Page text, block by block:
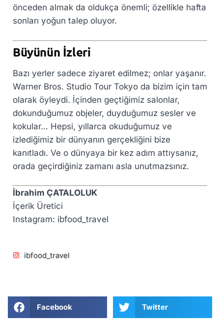
önceden almak da oldukça önemli; özellikle hafta
sonları yoğun talep oluyor.
Büyünün İzleri
Bazı yerler sadece ziyaret edilmez; onlar yaşanır.
Warner Bros. Studio Tour Tokyo da bizim için tam
olarak öyleydi. İçinden geçtiğimiz salonlar,
dokunduğumuz objeler, duyduğumuz sesler ve
kokular… Hepsi, yıllarca okuduğumuz ve
izlediğimiz bir dünyanın gerçekliğini bize
kanıtladı. Ve o dünyaya bir kez adım attıysanız,
orada geçirdiğiniz zamanı asla unutmazsınız.
İbrahim ÇATALOLUK
İçerik Üretici
Instagram: ibfood_travel
ibfood_travel
Facebook Twitter